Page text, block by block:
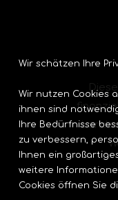
Wir schätzen Ihre
Wir nutzen Cookies
ihnen sind
Ihre Bedürfnisse
zu verbessern,
Ihnen ein
weitere
Cookies öffnen Sie